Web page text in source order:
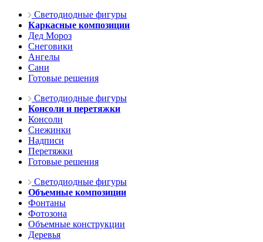
Светодиодные фигуры
Каркасные композиции
Дед Мороз
Снеговики
Ангелы
Сани
Готовые решения
Светодиодные фигуры
Консоли и перетяжки
Консоли
Снежинки
Надписи
Перетяжки
Готовые решения
Светодиодные фигуры
Объемные композиции
Фонтаны
Фотозона
Объемные конструкции
Деревья